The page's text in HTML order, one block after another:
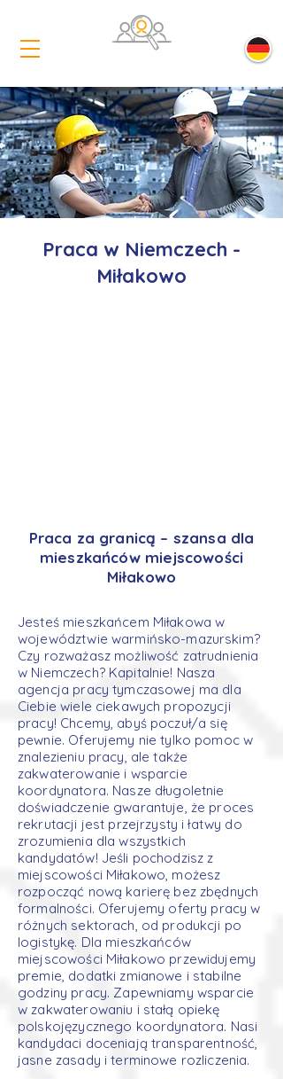
Praca w Niemczech -
Miłakowo
Praca za granicą – szansa dla
mieszkańców miejscowości
Miłakowo
Jesteś mieszkańcem Miłakowa w
województwie warmińsko-mazurskim?
Czy rozważasz możliwość zatrudnienia
w Niemczech? Kapitalnie! Nasza
agencja pracy tymczasowej ma dla
Ciebie wiele ciekawych propozycji
pracy! Chcemy, abyś poczuł/a się
pewnie. Oferujemy nie tylko pomoc w
znalezieniu pracy, ale także
zakwaterowanie i wsparcie
koordynatora. Nasze długoletnie
doświadczenie gwarantuje, że proces
rekrutacji jest przejrzysty i łatwy do
zrozumienia dla wszystkich
kandydatów! Jeśli pochodzisz z
miejscowości Miłakowo, możesz
rozpocząć nową karierę bez zbędnych
formalności. Oferujemy oferty pracy w
różnych sektorach, od produkcji po
logistykę. Dla mieszkańców
miejscowości Miłakowo przewidujemy
premie, dodatki zmianowe i stabilne
godziny pracy. Zapewniamy wsparcie
w zakwaterowaniu i stałą opiekę
polskojęzycznego koordynatora. Nasi
kandydaci doceniają transparentność,
jasne zasady i terminowe rozliczenia.